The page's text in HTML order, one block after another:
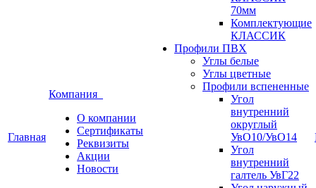
Главная
Компания
О компании
Сертификаты
Реквизиты
Акции
Новости
70мм
Комплектующие
КЛАССИК
Профили ПВХ
Углы белые
Углы цветные
Профили вспененные
Угол
внутренний
округлый
УвО10/УвО14
Угол
внутренний
галтель УвГ22